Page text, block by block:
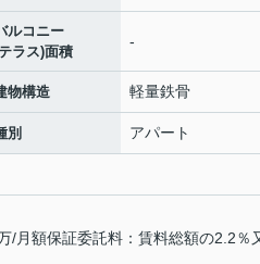
ルコニー
ラス)面積
-
物構造 軽量鉄骨
別 アパート
/月額保証委託料：賃料総額の2.2